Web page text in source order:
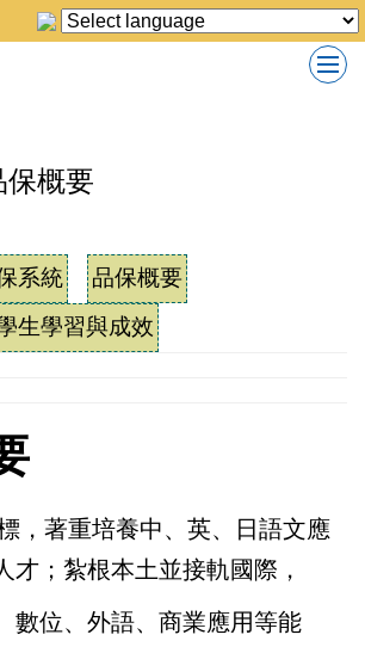
概要
系統
品保概要
生學習與成效
，著重培養中、英、日語文應
才；紮根本土並接軌國際，
數位、外語、商業應用等能